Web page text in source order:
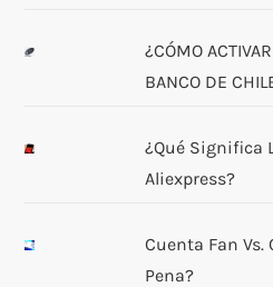
¿CÓMO
BANCO DE
¿Qué Significa
Aliexpress?
Cuenta Fan Vs.
Pena?